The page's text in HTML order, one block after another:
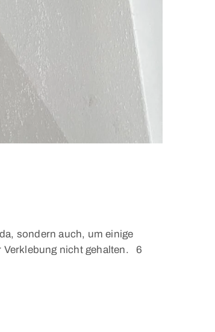
sondern auch, um einige
Verklebung nicht gehalten. 6